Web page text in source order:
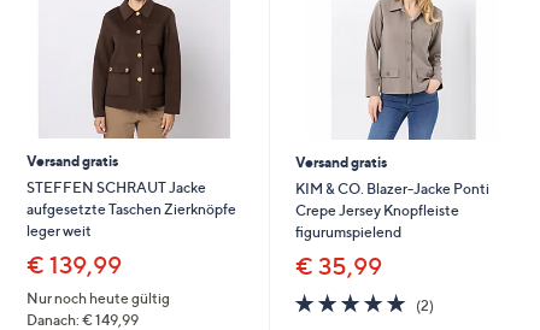
Versand gratis
STEFFEN SCHRAUT Jacke
aufgesetzte Taschen Zierknöpfe
leger weit
€ 139,99
Nur noch heute gültig
Danach: € 149,99
Versand gratis
KIM & CO. Blazer-Jacke Ponti
Crepe Jersey Knopfleiste
figurumspielend
€ 35,99
5.0
von
(2)